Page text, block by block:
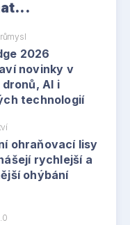
2026
novinky v
AI i
technologií
ohraňovací lisy
rychlejší a
ohýbání